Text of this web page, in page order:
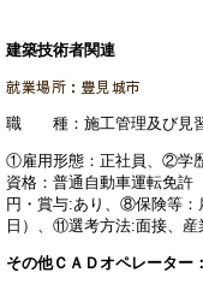
建築技術者関連
就業場所：豊見城市
職 種：施工管理及び見
①雇用形態：正社員、②学
資格：普通自動車運転免
円・賞与:あり、⑧保険等
日）、⑪選考方法:面接、産
その他ＣＡＤオペレーター